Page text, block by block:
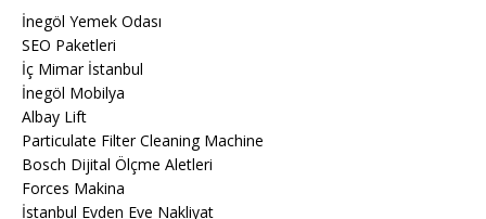
İnegöl Yemek Odası
SEO Paketleri
İç Mimar İstanbul
İnegöl Mobilya
Albay Lift
Particulate Filter Cleaning Machine
Bosch Dijital Ölçme Aletleri
Forces Makina
İstanbul Evden Eve Nakliyat